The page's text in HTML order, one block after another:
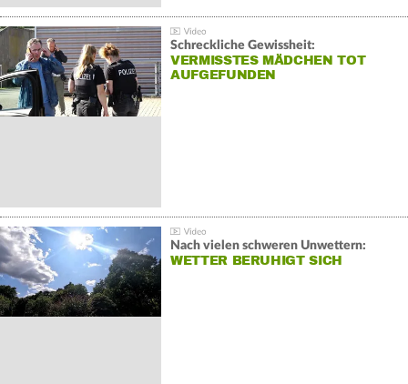
Schreckliche Gewissheit:
VERMISSTES MÄDCHEN TOT
AUFGEFUNDEN
Nach vielen schweren Unwettern:
WETTER BERUHIGT SICH